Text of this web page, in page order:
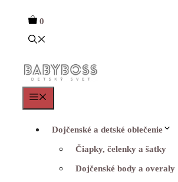
0
Dojčenské a detské oblečenie
Čiapky, čelenky a šatky
Dojčenské body a overaly